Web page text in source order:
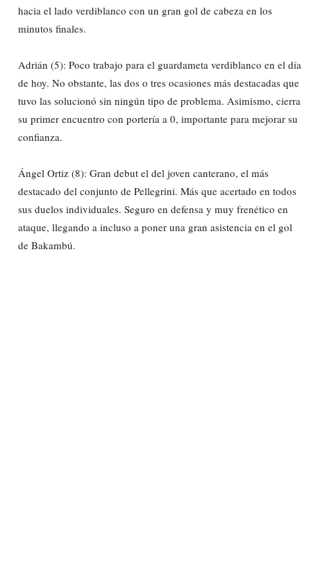
hacia el lado verdiblanco con un gran gol de cabeza en los
minutos finales.
Adrián (5): Poco trabajo para el guardameta verdiblanco en el día
de hoy. No obstante, las dos o tres ocasiones más destacadas que
tuvo las solucionó sin ningún tipo de problema. Asimismo, cierra
su primer encuentro con portería a 0, importante para mejorar su
confianza.
Ángel Ortiz (8): Gran debut el del joven canterano, el más
destacado del conjunto de Pellegrini. Más que acertado en todos
sus duelos individuales. Seguro en defensa y muy frenético en
ataque, llegando a incluso a poner una gran asistencia en el gol
de Bakambú.